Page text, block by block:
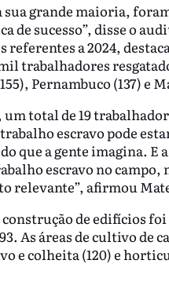
sua grande maioria,
de sucesso”, disse o
a 2024,
trabalhadores
Pernambuco (137) e
um total de 19
escravo pode
que a gente imagina. E
escravo no campo,
relevante”, afirmou
construção de edifícios
As áreas de cultivo de
e colheita (120) e